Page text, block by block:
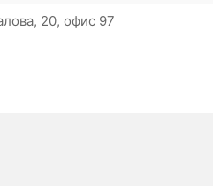
20, офис 97